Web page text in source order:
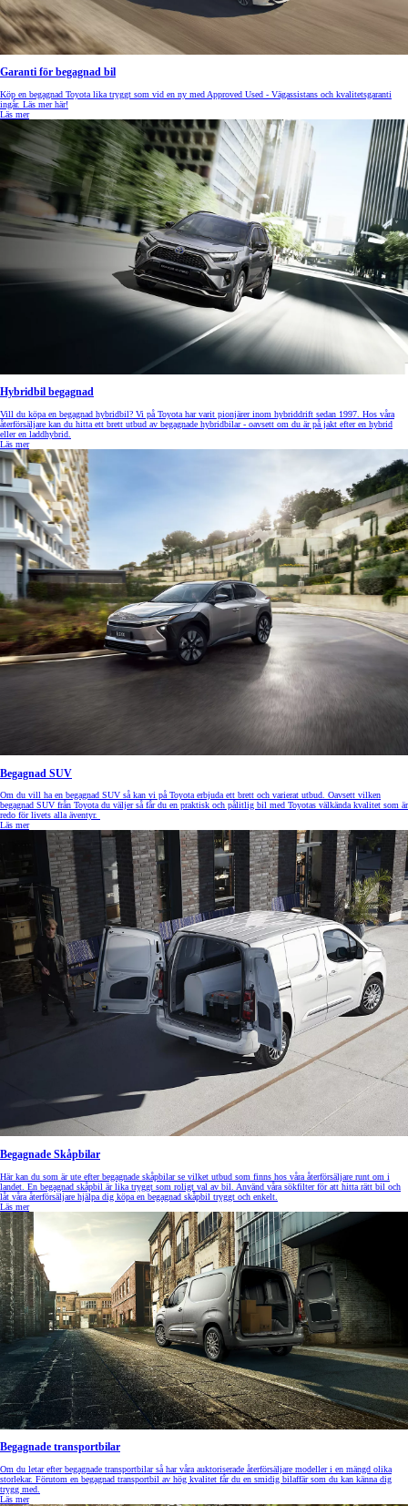
Garanti för begagnad bil
Köp en begagnad Toyota lika tryggt som vid en ny med Approved Used - Vägassistans och kvalitetsgaranti
ingår. Läs mer här!
Läs mer
Hybridbil begagnad
Vill du köpa en begagnad hybridbil? Vi på Toyota har varit pionjärer inom hybriddrift sedan 1997. Hos våra
återförsäljare kan du hitta ett brett utbud av begagnade hybridbilar - oavsett om du är på jakt efter en hybrid
eller en laddhybrid.
Läs mer
Begagnad SUV
Om du vill ha en begagnad SUV så kan vi på Toyota erbjuda ett brett och varierat utbud. Oavsett vilken
begagnad SUV från Toyota du väljer så får du en praktisk och pålitlig bil med Toyotas välkända kvalitet som är
redo för livets alla äventyr.
Läs mer
Begagnade Skåpbilar
Här kan du som är ute efter begagnade skåpbilar se vilket utbud som finns hos våra återförsäljare runt om i
landet. En begagnad skåpbil är lika tryggt som roligt val av bil. Använd våra sökfilter för att hitta rätt bil och
låt våra återförsäljare hjälpa dig köpa en begagnad skåpbil tryggt och enkelt.
Läs mer
Begagnade transportbilar
Om du letar efter begagnade transportbilar så har våra auktoriserade återförsäljare modeller i en mängd olika
storlekar. Förutom en begagnad transportbil av hög kvalitet får du en smidig bilaffär som du kan känna dig
trygg med.
Läs mer